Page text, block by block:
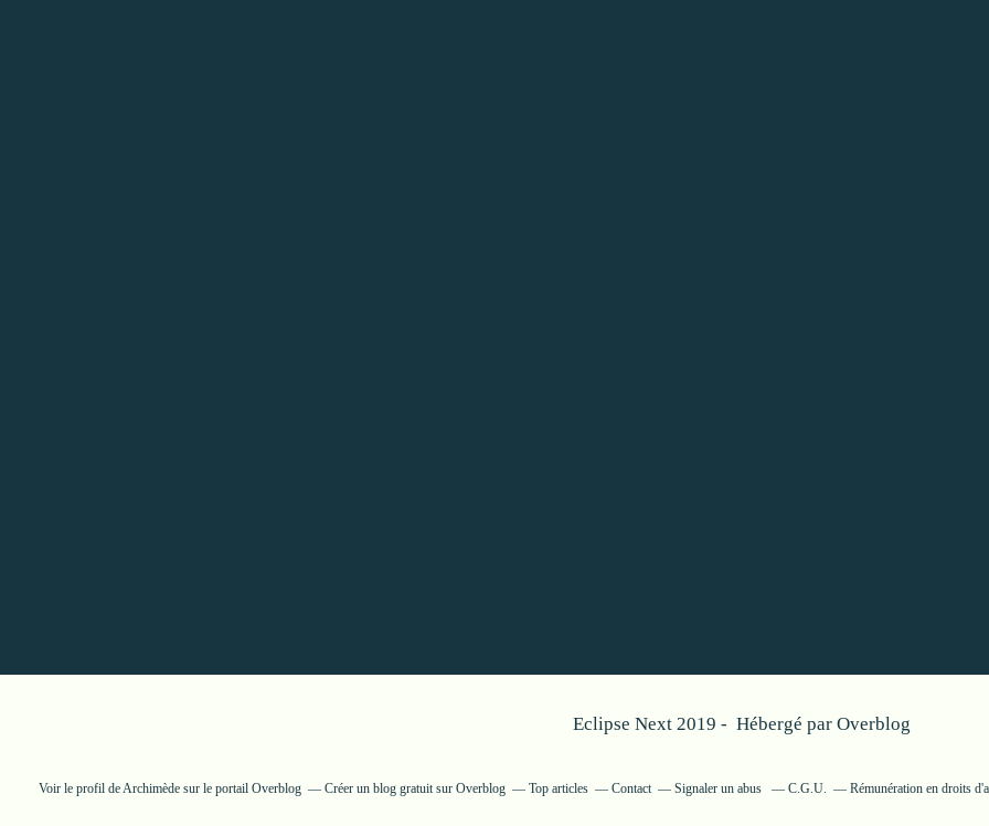
Eclipse Next 2019 - Hébergé par Overblog
Voir le profil deArchimède sur le portail Overblog Créer un blog gratuit sur Overblog Top articles Contact Signaler un abus C.G.U. Rémunération en droits